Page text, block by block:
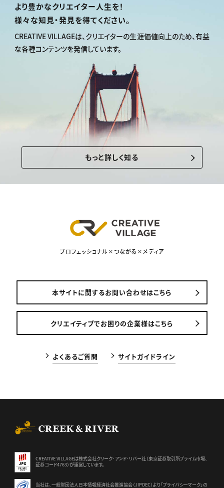
より豊かなクリエイター人生を！
様々な知見・発見を得てください。
CREATIVE VILLAGEは、クリエイターの生涯価値向上のため、有益
な各種コンテンツを発信しています。
もっと詳しく知る
プロフェッショナル×つながる×メディア
本サイトに関するお問い合わせはこちら
クリエイティブでお困りの企業様はこちら
よくあるご質問 サイトガイドライン
CREATIVE VILLAGEは株式会社クリーク･アンド･リバー社（東京証券取引所プライム市場、
証券コード4763）が運営しています。
当社は、一般財団法人日本情報経済社会推進協会（JIPDEC）より 「プライバシーマーク」の